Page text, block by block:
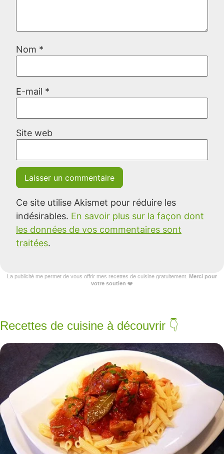
Nom *
E-mail *
Site web
Ce site utilise Akismet pour réduire les
indésirables. En savoir plus sur la façon dont
les données de vos commentaires sont
traitées.
La publicité me permet de vous offrir mes recettes de cuisine gratuitement. Merci pour
votre soutien ❤️
Recettes de cuisine à découvrir 👇